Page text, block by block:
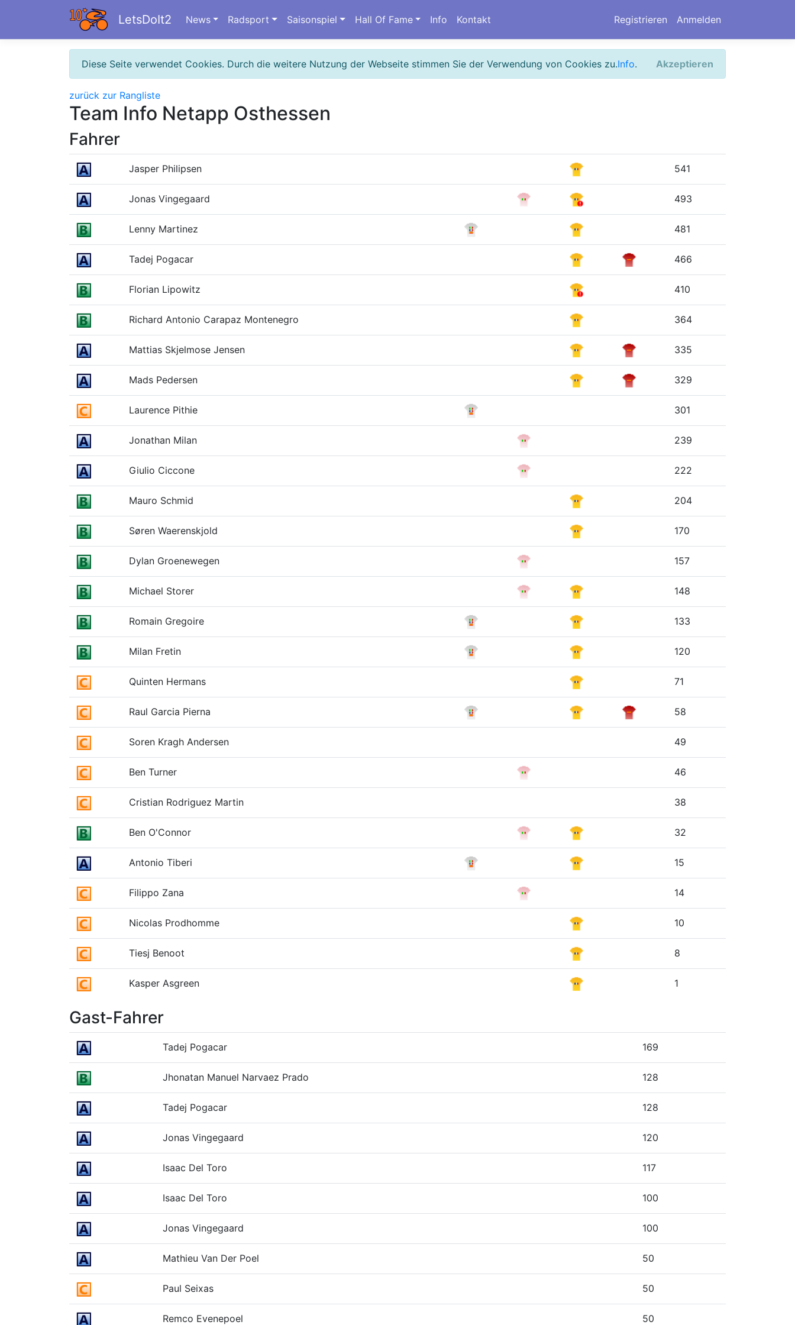
LetsDoIt2 Registrieren Anmelden
News Radsport Saisonspiel Hall Of Fame Info Kontakt
Diese Seite verwendet Cookies. Durch die weitere Nutzung der Webseite stimmen Sie der Verwendung von Cookies zu.Info. Akzeptieren
zurück zur Rangliste
Team Info Netapp Osthessen
Fahrer
Jasper Philipsen 541
Jonas Vingegaard 493
Lenny Martinez 481
Tadej Pogacar 466
Florian Lipowitz 410
Richard Antonio Carapaz Montenegro 364
Mattias Skjelmose Jensen 335
Mads Pedersen 329
Laurence Pithie 301
Jonathan Milan 239
Giulio Ciccone 222
Mauro Schmid 204
Søren Waerenskjold 170
Dylan Groenewegen 157
Michael Storer 148
Romain Gregoire 133
Milan Fretin 120
Quinten Hermans 71
Raul Garcia Pierna 58
Soren Kragh Andersen 49
Ben Turner 46
Cristian Rodriguez Martin 38
Ben O'Connor 32
Antonio Tiberi 15
Filippo Zana 14
Nicolas Prodhomme 10
Tiesj Benoot 8
Kasper Asgreen 1
Gast-Fahrer
Tadej Pogacar 169
Jhonatan Manuel Narvaez Prado 128
Tadej Pogacar 128
Jonas Vingegaard 120
Isaac Del Toro 117
Isaac Del Toro 100
Jonas Vingegaard 100
Mathieu Van Der Poel 50
Paul Seixas 50
Remco Evenepoel 50